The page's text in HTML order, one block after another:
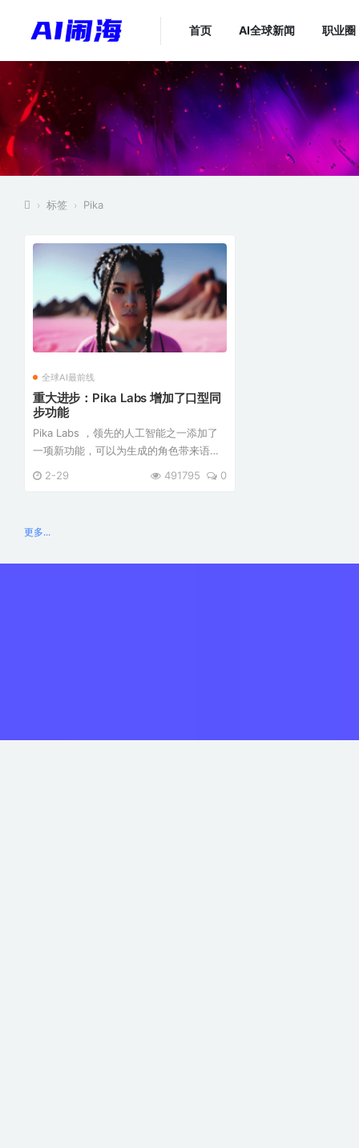
首页 AI全球新闻 职业圈
› 标签 › Pika
全球AI最前线
重大进步：Pika Labs 增加了口型同
步功能
Pika Labs ，领先的人工智能之一添加了
一项新功能，可以为生成的角色带来语
2-29 491795 0
更多...